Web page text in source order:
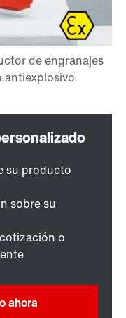
su producto
sobre su
o
ahora